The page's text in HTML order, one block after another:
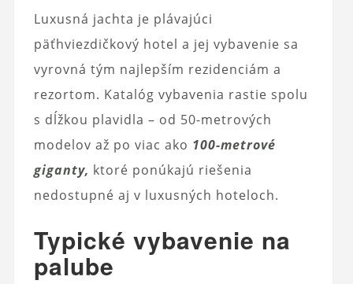
Luxusná jachta je plávajúci
päťhviezdičkový hotel a jej vybavenie sa
vyrovná tým najlepším rezidenciám a
rezortom. Katalóg vybavenia rastie spolu
s dĺžkou plavidla – od 50-metrových
modelov až po viac ako 100-metrové
giganty, ktoré ponúkajú riešenia
nedostupné aj v luxusných hoteloch.
Typické vybavenie na
palube